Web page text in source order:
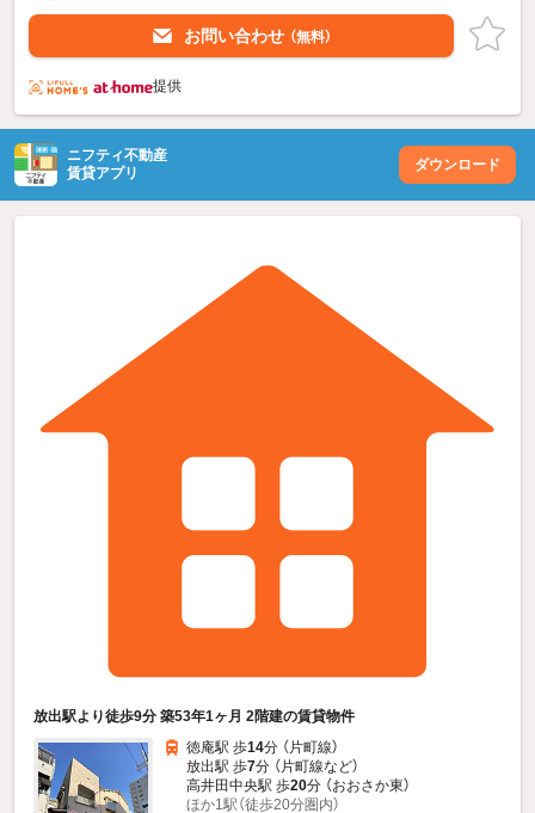
お問い合わせ （無料）
提供
ニフティ不動産
賃貸アプリ
ダウンロード
放出駅より徒歩9分 築53年1ヶ月 2階建の賃貸物件
徳庵駅 歩14分 （片町線）
放出駅 歩7分 （片町線など）
高井田中央駅 歩20分 （おおさか東）
ほか1駅（徒歩20分圏内）